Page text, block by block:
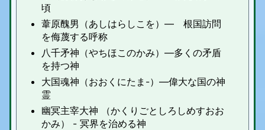
頃
葦原醜男（あしはらしこを）― 根国訪問
を侮蔑する呼称
八千矛神（やちほこのかみ）―多くの矛盾
を持つ神
大国魂神（おおくにたま-）―偉大な国の神
霊
幽冥主宰大神 （かくりごとしろしめすおお
かみ） - 冥界を治める神